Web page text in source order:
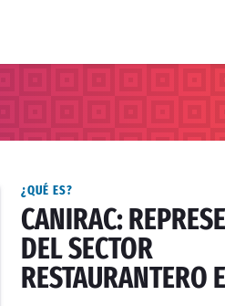
¿QUÉ ES?
CANIRAC:
DEL SECTOR
RESTAURANTERO